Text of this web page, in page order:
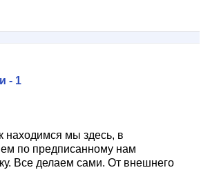
- 1
находимся мы здесь, в
по предписанному нам
Все делаем сами. От внешнего